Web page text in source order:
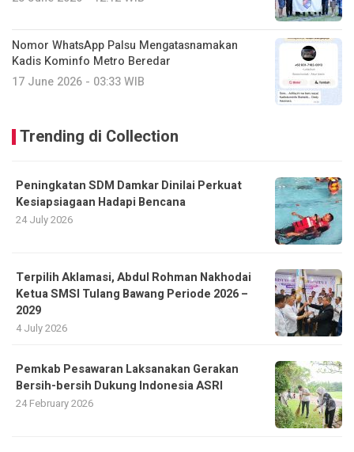
Nomor WhatsApp Palsu Mengatasnamakan
Kadis Kominfo Metro Beredar
17 June 2026 - 03:33 WIB
Trending di Collection
Peningkatan SDM Damkar Dinilai Perkuat
Kesiapsiagaan Hadapi Bencana
24 July 2026
Terpilih Aklamasi, Abdul Rohman Nakhodai
Ketua SMSI Tulang Bawang Periode 2026 –
2029
4 July 2026
Pemkab Pesawaran Laksanakan Gerakan
Bersih-bersih Dukung Indonesia ASRI
24 February 2026